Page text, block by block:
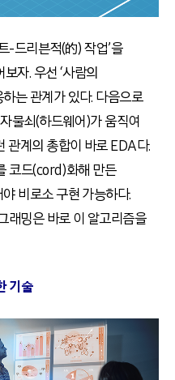
-드리븐적(的) 작업’을
자. 우선 ‘사람의
는 관계가 있다. 다음으로
물쇠(하드웨어)가 움직여
관계의 총합이 바로 EDA다.
코드(cord)화해 만든
비로소 구현 가능하다.
래밍은 바로 이 알고리즘을
기술